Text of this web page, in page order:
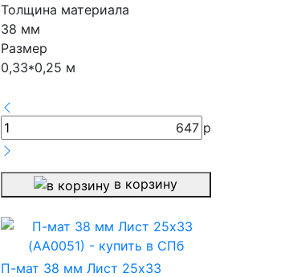
Толщина материала
38 мм
Размер
0,33*0,25 м
647 р
в корзину
П-мат 38 мм Лист 25х33